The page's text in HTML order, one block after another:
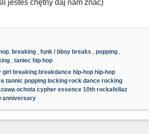
jesteś chętny daj nam znać)
, breaking , funk / bboy breaks , popping ,
, taniec hip hop
girl breaking breakdance hip-hop hip-hop
tannic popping locking rock dance rocking
ochota cypher essence 10th rockafellaz
anniversary